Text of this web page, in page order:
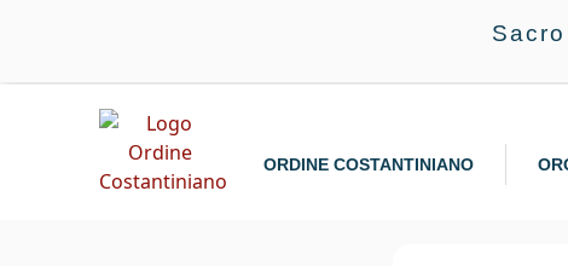
ORDINE COSTANTINIANO